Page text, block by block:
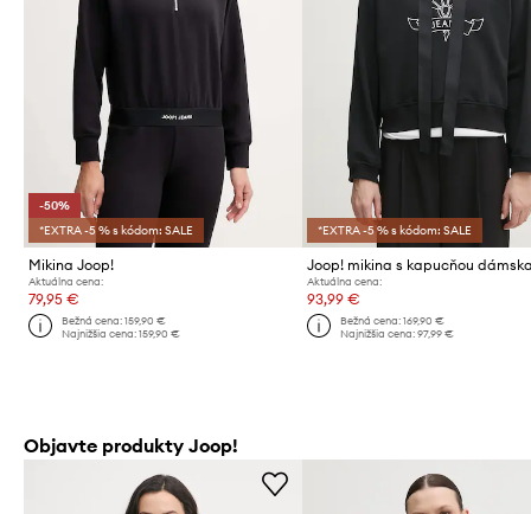
-50%
*EXTRA -5 % s kódom: SALE
Mikina Joop!
Aktuálna cena:
79,95 €
Bežná cena:159,90 €
Najnižšia cena:159,90 €
*EXTRA -5 % s kódom: SALE
Aktuálna cena:
93,99 €
Bežná cena: 169,90 €
Najnižšia cena: 97,99 €
Objavte produkty Joop!